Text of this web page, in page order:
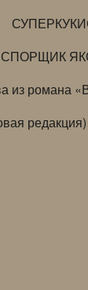
СПОРЩИК
из романа
редакция)